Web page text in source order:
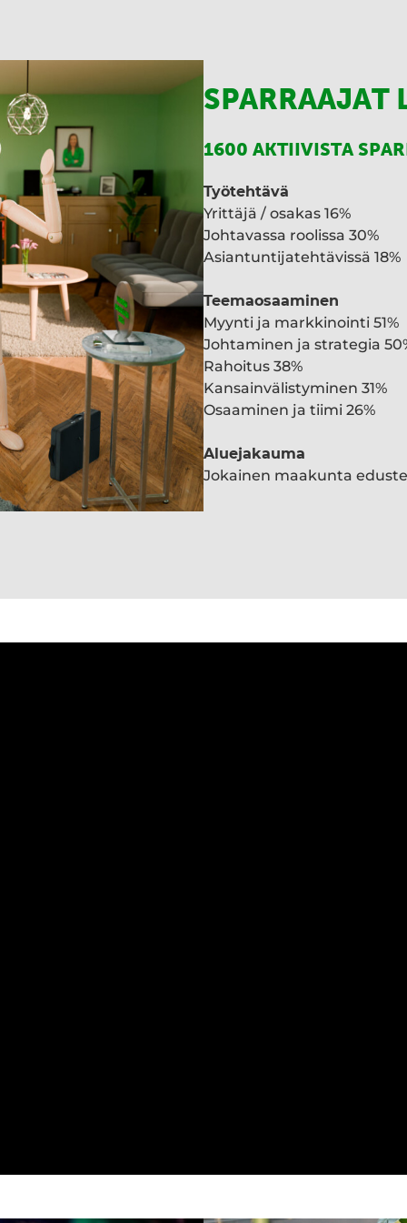
SPARRAAJAT
1600 AKTIIVISTA
Työtehtävä
Yrittäjä / osakas 16%
Johtavassa roolissa 30%
Asiantuntijatehtävissä 18%
Teemaosaaminen
Myynti ja markkinointi 51%
Johtaminen ja strategia
Rahoitus 38%
Kansainvälistyminen 31%
Osaaminen ja tiimi 26%
Aluejakauma
Jokainen maakunta